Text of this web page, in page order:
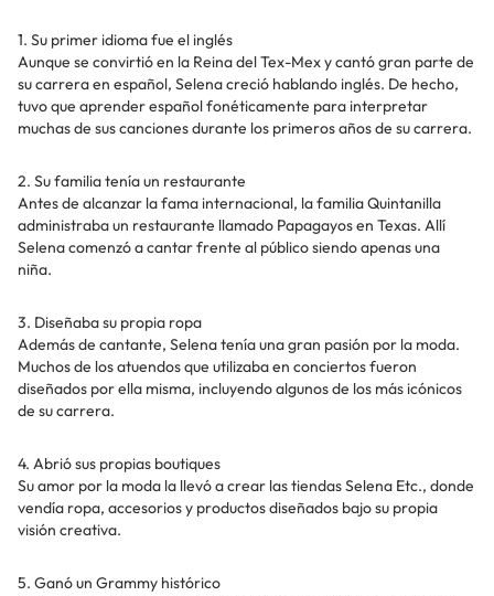
1. Su primer idioma fue el inglés
Aunque se convirtió en la Reina del Tex-Mex y cantó gran parte de
su carrera en español, Selena creció hablando inglés. De hecho,
tuvo que aprender español fonéticamente para interpretar
muchas de sus canciones durante los primeros años de su carrera.
2. Su familia tenía un restaurante
Antes de alcanzar la fama internacional, la familia Quintanilla
administraba un restaurante llamado Papagayos en Texas. Allí
Selena comenzó a cantar frente al público siendo apenas una
niña.
3. Diseñaba su propia ropa
Además de cantante, Selena tenía una gran pasión por la moda.
Muchos de los atuendos que utilizaba en conciertos fueron
diseñados por ella misma, incluyendo algunos de los más icónicos
de su carrera.
4. Abrió sus propias boutiques
Su amor por la moda la llevó a crear las tiendas Selena Etc., donde
vendía ropa, accesorios y productos diseñados bajo su propia
visión creativa.
5. Ganó un Grammy histórico